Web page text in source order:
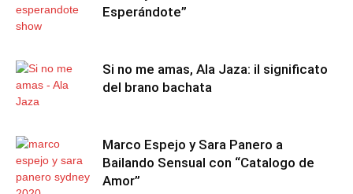
Esperándote”
Si no me amas, Ala Jaza: il significato
del brano bachata
Marco Espejo y Sara Panero a
Bailando Sensual con “Catalogo de
Amor”